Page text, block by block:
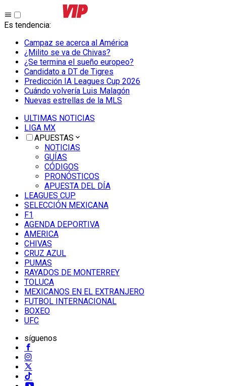
Es tendencia:
Campaz se acerca al América
¿Milito se va de Chivas?
¿Se termina el sueño europeo?
Candidato a DT de Tigres
Predicción IA Leagues Cup 2026
Cuándo volvería Luis Malagón
Nuevas estrellas de la MLS
ULTIMAS NOTICIAS
LIGA MX
APUESTAS
NOTICIAS
GUÍAS
CÓDIGOS
PRONÓSTICOS
APUESTA DEL DÍA
LEAGUES CUP
SELECCIÓN MEXICANA
F1
AGENDA DEPORTIVA
AMERICA
CHIVAS
CRUZ AZUL
PUMAS
RAYADOS DE MONTERREY
TOLUCA
MEXICANOS EN EL EXTRANJERO
FUTBOL INTERNACIONAL
BOXEO
UFC
síguenos